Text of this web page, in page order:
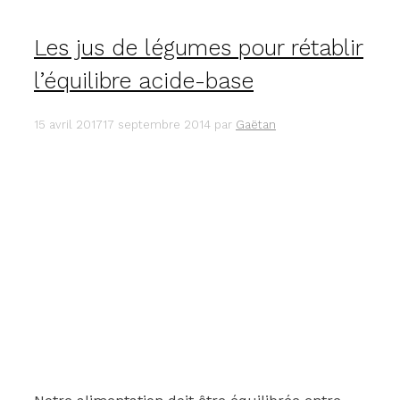
Les jus de légumes pour rétablir
l’équilibre acide-base
15 avril 201717 septembre 2014 par Gaëtan